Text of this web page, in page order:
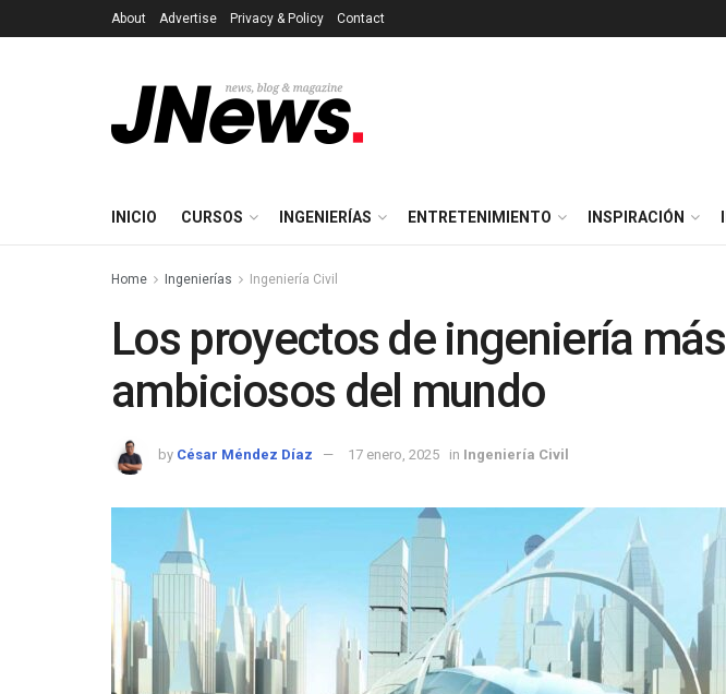
About Advertise Privacy & Policy Contact
INICIO CURSOS INGENIERÍAS ENTRETENIMIENTO INSPIRACIÓN
Home Ingenierías Ingeniería Civil
Los proyectos de ingeniería más
ambiciosos del mundo
by César Méndez Díaz 17 enero, 2025 in Ingeniería Civil